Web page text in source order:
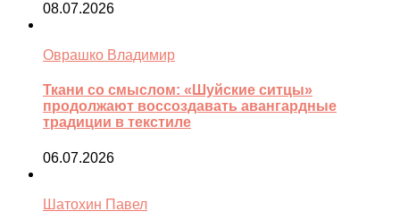
08.07.2026
Оврашко Владимир
Ткани со смыслом: «Шуйские ситцы»
продолжают воссоздавать авангардные
традиции в текстиле
06.07.2026
Шатохин Павел